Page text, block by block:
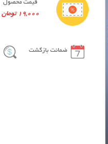
قیمت محصول
19,000 تومان
ضمانت بازگشت